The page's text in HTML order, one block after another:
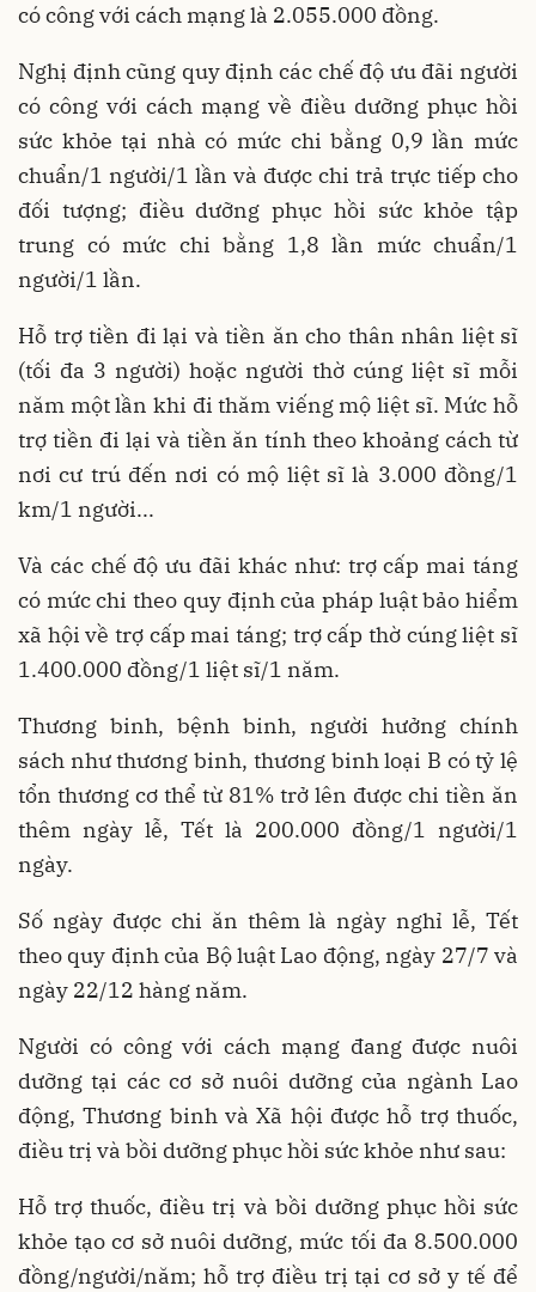
có công với cách mạng là 2.055.000 đồng.
Nghị định cũng quy định các chế độ ưu đãi người
có công với cách mạng về điều dưỡng phục hồi
sức khỏe tại nhà có mức chi bằng 0,9 lần mức
chuẩn/1 người/1 lần và được chi trả trực tiếp cho
đối tượng; điều dưỡng phục hồi sức khỏe tập
trung có mức chi bằng 1,8 lần mức chuẩn/1
người/1 lần.
Hỗ trợ tiền đi lại và tiền ăn cho thân nhân liệt sĩ
(tối đa 3 người) hoặc người thờ cúng liệt sĩ mỗi
năm một lần khi đi thăm viếng mộ liệt sĩ. Mức hỗ
trợ tiền đi lại và tiền ăn tính theo khoảng cách từ
nơi cư trú đến nơi có mộ liệt sĩ là 3.000 đồng/1
km/1 người...
Và các chế độ ưu đãi khác như: trợ cấp mai táng
có mức chi theo quy định của pháp luật bảo hiểm
xã hội về trợ cấp mai táng; trợ cấp thờ cúng liệt sĩ
1.400.000 đồng/1 liệt sĩ/1 năm.
Thương binh, bệnh binh, người hưởng chính
sách như thương binh, thương binh loại B có tỷ lệ
tổn thương cơ thể từ 81% trở lên được chi tiền ăn
thêm ngày lễ, Tết là 200.000 đồng/1 người/1
ngày.
Số ngày được chi ăn thêm là ngày nghỉ lễ, Tết
theo quy định của Bộ luật Lao động, ngày 27/7 và
ngày 22/12 hàng năm.
Người có công với cách mạng đang được nuôi
dưỡng tại các cơ sở nuôi dưỡng của ngành Lao
động, Thương binh và Xã hội được hỗ trợ thuốc,
điều trị và bồi dưỡng phục hồi sức khỏe như sau:
Hỗ trợ thuốc, điều trị và bồi dưỡng phục hồi sức
khỏe tạo cơ sở nuôi dưỡng, mức tối đa 8.500.000
đồng/người/năm; hỗ trợ điều trị tại cơ sở y tế để